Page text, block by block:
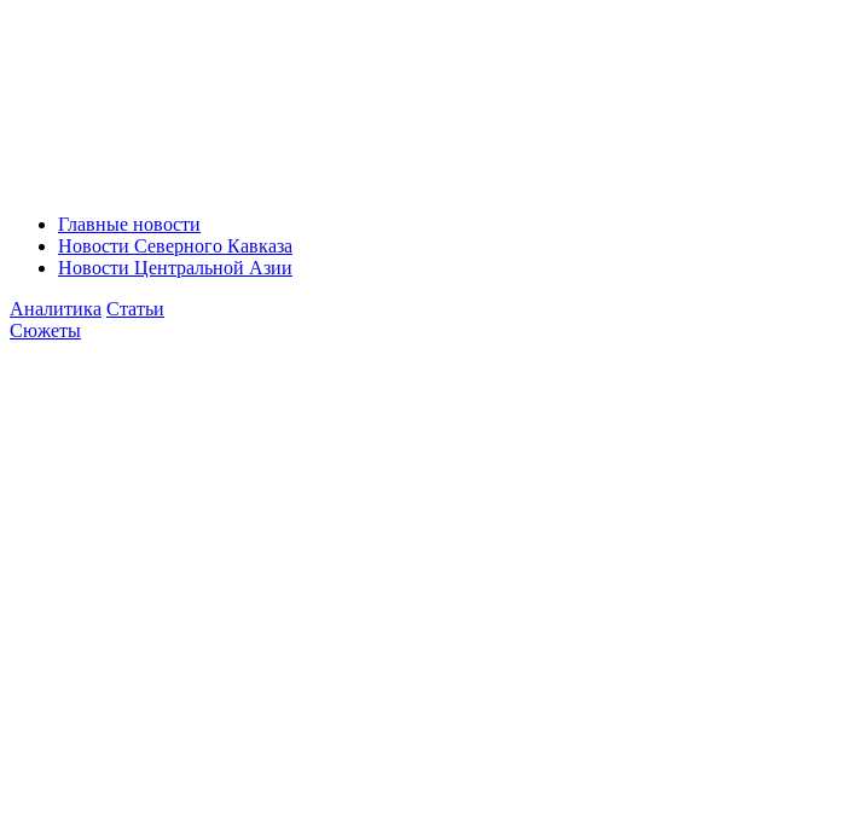
Главные новости
Новости Северного Кавказа
Новости Центральной Азии
Аналитика Статьи
Сюжеты